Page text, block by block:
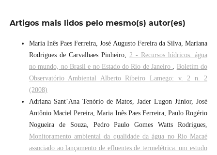
Artigos mais lidos pelo mesmo(s) autor(es)
Maria Inês Paes Ferreira, José Augusto Fereira da Silva, Mariana
Rodrigues de Carvalhaes Pinheiro, 2 - Recursos hídricos: água
no mundo, no Brasil e no Estado do Rio de Janeiro
Boletim do
Observatório Ambiental Alberto Ribeiro Lamego: v. 2 n. 2
(2008)
Adriana Sant’Ana Tenório de Matos, Jader Lugon Júnior, José
Antônio Maciel Pereira, Maria Inês Paes Ferreira, Paulo Rogério
Nogueira de Souza, Pedro Paulo Gomes Watts Rodrigues,
Monitoramento ambiental da qualidade da água no Rio Macaé
associado ao lançamento de efluentes de termelétrica: um estudo